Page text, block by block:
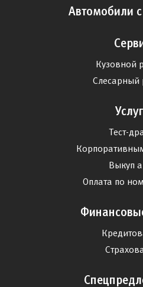
Автомобили
Кузовной
Слесарный
Тест-
Выкуп
Оплата по